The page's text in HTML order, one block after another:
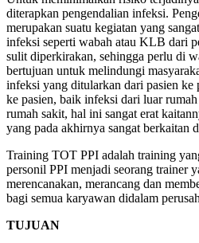
diterapkan pengendalian infeksi.
merupakan suatu kegiatan yang
infeksi seperti wabah atau KLB dari
sulit diperkirakan, sehingga perlu di
bertujuan untuk melindungi
infeksi yang ditularkan dari pasien ke
ke pasien, baik infeksi dari luar
rumah sakit, hal ini sangat erat
yang pada akhirnya sangat berkaitan
Training TOT PPI adalah training
personil PPI menjadi seorang trainer
merencanakan, merancang dan
bagi semua karyawan didalam
TUJUAN